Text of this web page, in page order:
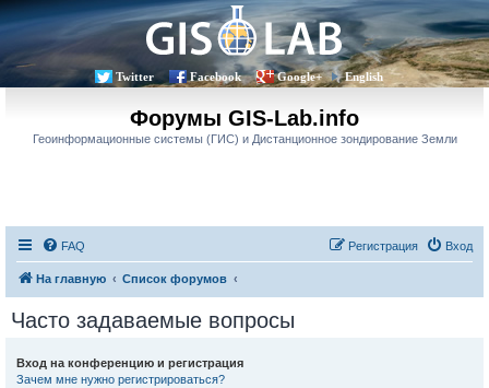
Twitter Facebook Google+ English
Форумы GIS-Lab.info
Геоинформационные системы (ГИС) и Дистанционное зондирование Земли
FAQ Вход
Регистрация
На главную Список форумов
Часто задаваемые вопросы
Вход на конференцию и регистрация
Зачем мне нужно регистрироваться?